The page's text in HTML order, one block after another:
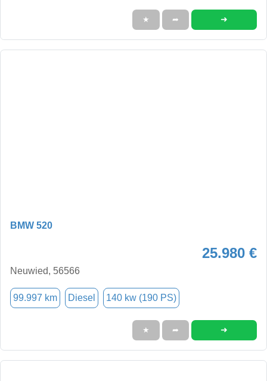
★ ➦ ➜
BMW 520
25.980 €
Neuwied, 56566
99.997 km Diesel 140 kw (190 PS)
★ ➦ ➜